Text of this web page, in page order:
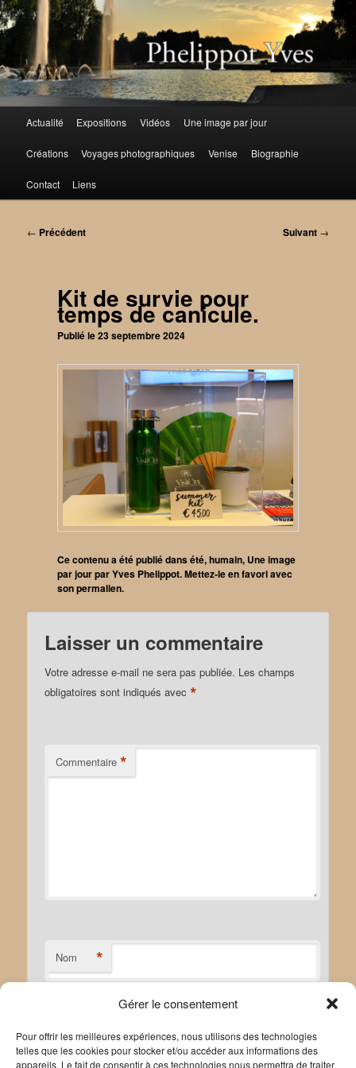
Gérer le consentement
Pour offrir les meilleures expériences, nous utilisons des technologies
telles que les cookies pour stocker et/ou accéder aux informations des
appareils. Le fait de consentir à ces technologies nous permettra de traiter
Aller
au
contenu
principal
Actualité Expositions Vidéos Une image par jour
Créations Voyages photographiques Venise Biographie
Contact Liens
Navigation
← Précédent Suivant →
Kit de survie pour
temps de canicule.
Publié le23 septembre 2024
Ce contenu a été publié dansété,humain, Une image
par jourparYves Phelippot. Mettez-le en favori avec
sonpermalien.
Laisser un commentaire
Votre adresse e-mail ne sera pas publiée. Les champs
obligatoires sont indiqués avec*
Commentaire *
Nom *
E-mail *